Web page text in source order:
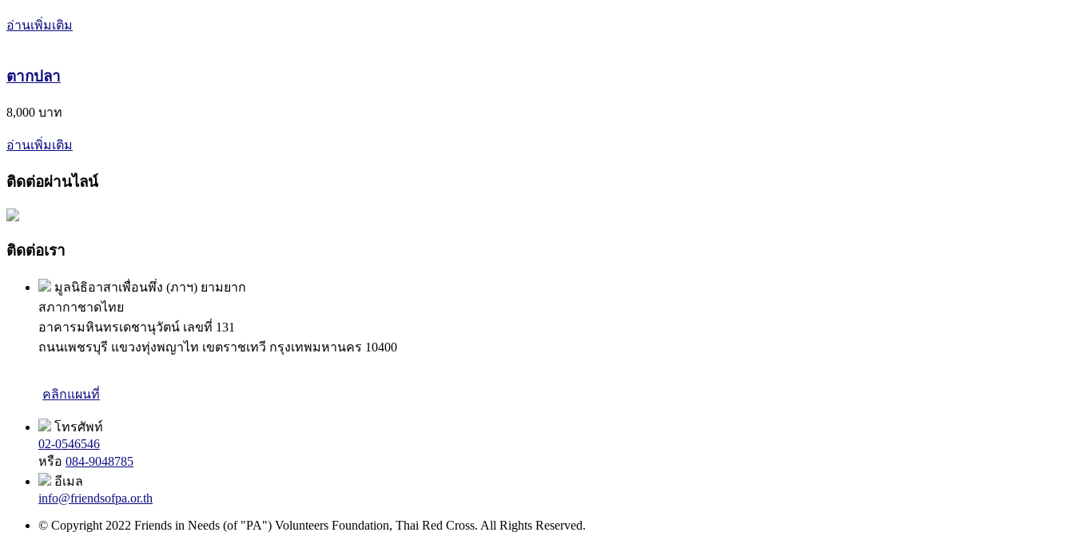
อ่านเพิ่มเติม
ตากปลา
8,000 บาท
อ่านเพิ่มเติม
ติดต่อผ่านไลน์
ติดต่อเรา
มูลนิธิอาสาเพื่อนพึ่ง (ภาฯ) ยามยาก
สภากาชาดไทย
อาคารมหินทรเดชานุวัตน์ เลขที่ 131
ถนนเพชรบุรี แขวงทุ่งพญาไท เขตราชเทวี กรุงเทพมหานคร 10400
คลิกแผนที่
โทรศัพท์
02-0546546
หรือ 084-9048785
อีเมล
info@friendsofpa.or.th
© Copyright 2022 Friends in Needs (of "PA") Volunteers Foundation, Thai Red Cross. All Rights Reserved.